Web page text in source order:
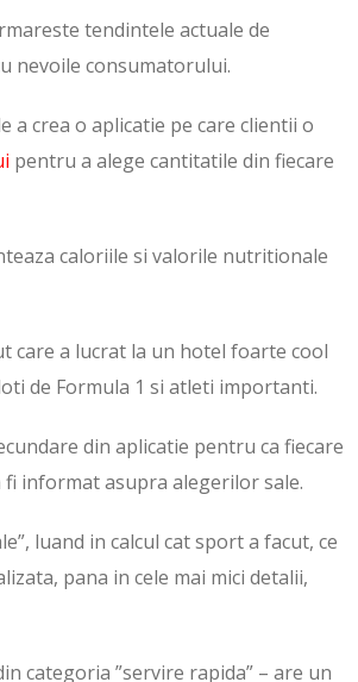
tendintele actuale de
nevoile consumatorului.
a crea o aplicatie pe care clientii o
pentru a alege cantitatile din fiecare
caloriile si valorile nutritionale
care a lucrat la un hotel foarte cool
de Formula 1 si atleti importanti.
din aplicatie pentru ca fiecare
informat asupra alegerilor sale.
luand in calcul cat sport a facut, ce
pana in cele mai mici detalii,
categoria ”servire rapida” – are un